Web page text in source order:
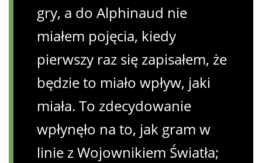
gry, a do Alphinaud nie
miałem pojęcia, kiedy
pierwszy raz się zapisałem, że
będzie to miało wpływ, jaki
miała. To zdecydowanie
wpłynęło na to, jak gram w
linie z Wojownikiem Światła;